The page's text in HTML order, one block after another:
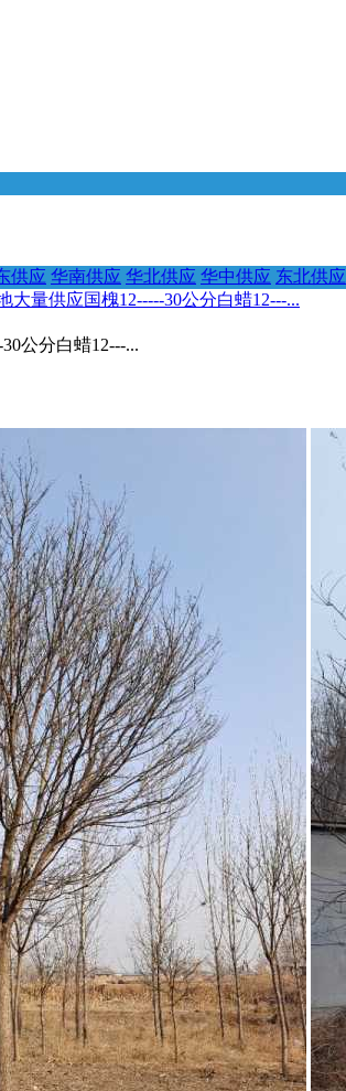
供应 华南供应 华北供应 华中供应 东北供应
大量供应国槐12-----30公分白蜡12---...
公分白蜡12---...